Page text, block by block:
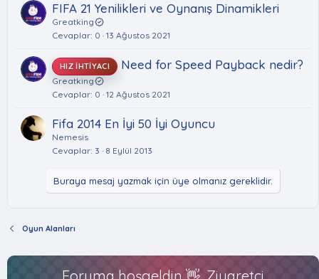
FIFA 21 Yenilikleri ve Oynanış Dinamikleri
Greatking
Cevaplar 0 13 Ağustos 2021
HIZ İHTIYACI Need for Speed Payback nedir?
Greatking
Cevaplar 0 12 Ağustos 2021
Fifa 2014 En İyi 50 İyi Oyuncu
Nemesis
Cevaplar 3 8 Eylül 2013
Buraya mesaj yazmak için üye olmanız gereklidir.
Oyun Alanları